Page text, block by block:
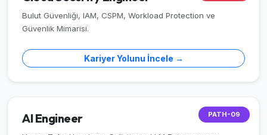
Bulut Güvenliği, IAM, CSPM, Workload Protection ve
Güvenlik Mimarisi.
Kariyer Yolunu İncele →
PATH-09
AI Engineer